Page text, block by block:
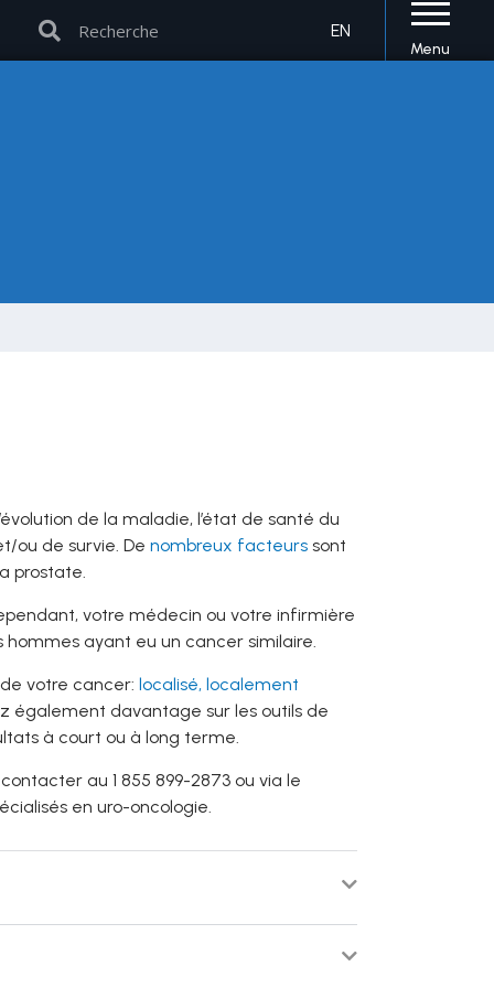
EN
Menu
de la maladie, l’état de santé du
ou de survie. De nombreux facteurssont
prostate.
votre médecin ou votre infirmière
hommes ayant eu un cancer similaire.
votre cancer: localisé, localement
également davantage sur les outils de
à court ou à long terme.
au 1 855 899-2873 ou via le
en uro-oncologie.